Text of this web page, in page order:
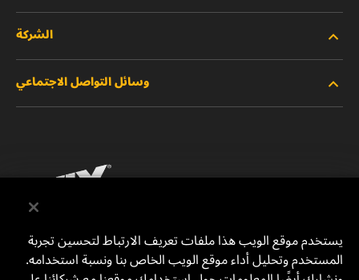
المنتجات الجديدة
المنتجات المتوقفة/المستبدلة
الشركة
الوظائف
إشعار قانوني
الطباعة
للتواصل معنا
وسائل التواصل الاجتماعي
يوتيوب
MANN+HUMMEL Middle East FZE
يستخدم موقع الويب هذا ملفات تعريف الارتباط لتحسين تجربة
المستخدم وتحليل أداء موقع الويب الخاص بنا ونسبة استخدامه.